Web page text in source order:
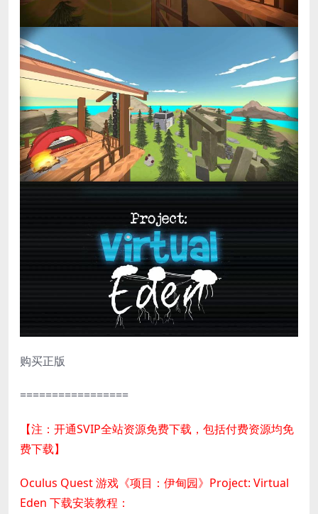
购买正版
=================
【注：开通SVIP全站资源免费下载，包括付费资源均免
费下载】
Oculus Quest 游戏《项目：伊甸园》Project: Virtual
Eden 下载安装教程：